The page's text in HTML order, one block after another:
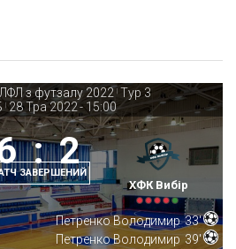
з футзалу 2022 | Тур 3
| 28 Тра 2022- 15:00
: 2
ЗАВЕРШЕНИЙ
ХФК Вибір
Петренко Володимир 33'
Петренко Володимир 39'